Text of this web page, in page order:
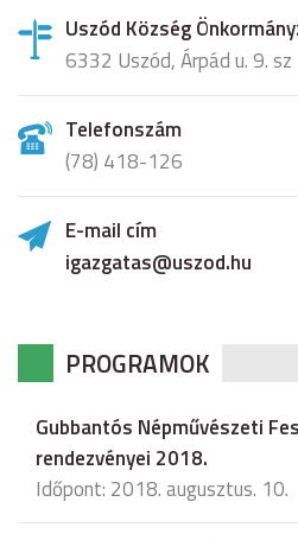
Uszód Község
6332 Uszód, Árpád u. 9. sz
Telefonszám
(78) 418-126
E-mail cím
igazgatas@uszod.hu
PROGRAMOK
Gubbantós Népművészeti
rendezvényei 2018.
Időpont: 2018. augusztus. 10.